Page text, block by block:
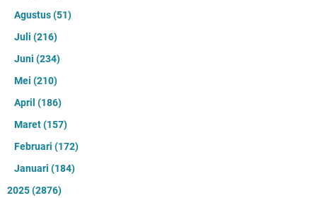
Agustus(51)
Juli (216)
Juni (234)
Mei (210)
April (186)
Maret(157)
Februari (172)
Januari (184)
2025(2876)